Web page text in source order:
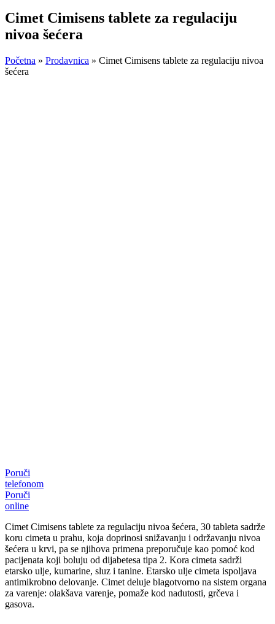
Cimet Cimisens tablete za regulaciju
nivoa šećera
Početna » Prodavnica » Cimet Cimisens tablete za regulaciju nivoa
šećera
Poruči
telefonom
Poruči
online
Cimet Cimisens tablete za regulaciju nivoa šećera, 30 tableta sadrže
koru cimeta u prahu, koja doprinosi snižavanju i održavanju nivoa
šećera u krvi, pa se njihova primena preporučuje kao pomoć kod
pacijenata koji boluju od dijabetesa tipa 2. Kora cimeta sadrži
etarsko ulje, kumarine, sluz i tanine. Etarsko ulje cimeta ispoljava
antimikrobno delovanje. Cimet deluje blagotvorno na sistem organa
za varenje: olakšava varenje, pomaže kod nadutosti, grčeva i
gasova.